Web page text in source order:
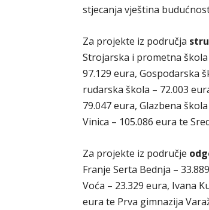
stjecanja vještina
Za projekte iz područja
Strojarska i prometna
97.129 eura, Gospodarska
rudarska škola – 72.003
79.047 eura, Glazbena
Vinica – 105.086 eura te
Za projekte iz područje
Franje Serta Bednja –
Voća – 23.329 eura, Ivana
eura te Prva gimnazija